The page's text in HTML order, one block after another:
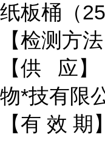
纸板桶（
【检测方
【供 应
物*技有限
【有 效 期